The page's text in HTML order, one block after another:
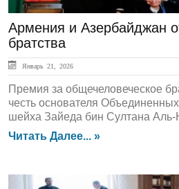
Армения и Азербайджан
братства
Январь 21, 2026
Премия за общечеловеческое
честь основателя
шейха Зайеда бин Султана Аль-
Читать Далее... »